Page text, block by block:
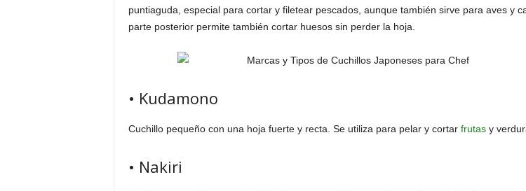
puntiaguda, especial para cortar y filetear pescados, aunque también sirve para aves y
parte posterior permite también cortar huesos sin perder la hoja.
• Kudamono
Cuchillo pequeño con una hoja fuerte y recta. Se utiliza para pelar y cortar frutasy
• Nakiri